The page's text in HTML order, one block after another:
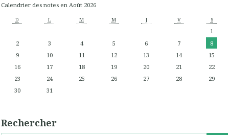
Calendrier des notes en Août 2026
D L M M J V S
1
2
3 4 5 6 7
8
9
10 11 12 13 14
15
16
17 18 19 20 21
22
23
24 25 26 27 28
29
30
31
Rechercher